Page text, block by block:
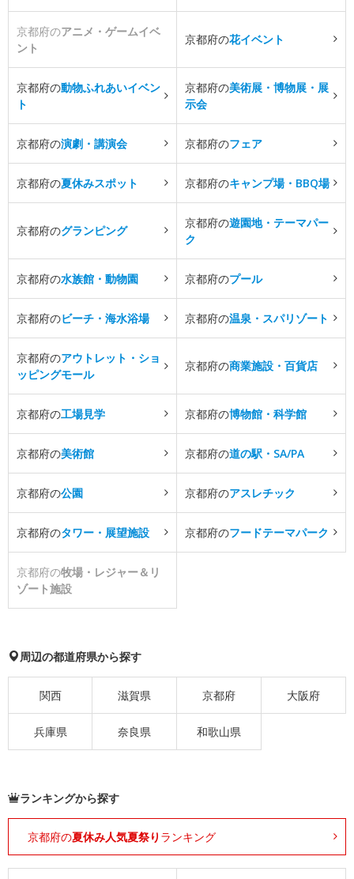
京都府のアニメ・ゲームイベ
ント
京都府の花イベント
京都府の動物ふれあいイベン
ト
京都府の美術展・博物展・展
示会
京都府の演劇・講演会 京都府のフェア
京都府の夏休みスポット 京都府のキャンプ場・BBQ場
京都府のグランピング
京都府の遊園地・テーマパー
ク
京都府の水族館・動物園 京都府のプール
京都府のビーチ・海水浴場 京都府の温泉・スパリゾート
京都府のアウトレット・ショ
ッピングモール
京都府の商業施設・百貨店
京都府の工場見学 京都府の博物館・科学館
京都府の美術館 京都府の道の駅・SA/PA
京都府の公園 京都府のアスレチック
京都府のタワー・展望施設 京都府のフードテーマパーク
京都府の牧場・レジャー＆リ
ゾート施設
周辺の都道府県から探す
関西 滋賀県 京都府 大阪府
兵庫県 奈良県 和歌山県
ランキングから探す
京都府の夏休み人気夏祭り ランキング